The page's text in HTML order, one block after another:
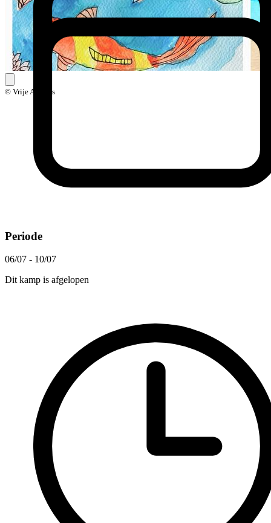
© Vrije Ateliers
Periode
06/07 - 10/07
Dit kamp is afgelopen